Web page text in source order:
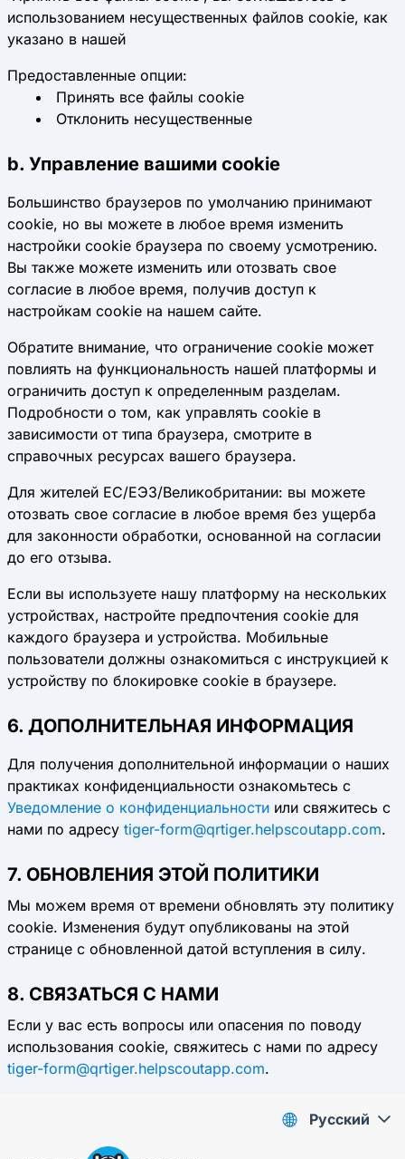
использованием несущественных файлов cookie, как
указано в нашей
Предоставленные опции:
Принять все файлы cookie
Отклонить несущественные
b. Управление вашими cookie
Большинство браузеров по умолчанию принимают
cookie, но вы можете в любое время изменить
настройки cookie браузера по своему усмотрению.
Вы также можете изменить или отозвать свое
согласие в любое время, получив доступ к
настройкам cookie на нашем сайте.
Обратите внимание, что ограничение cookie может
повлиять на функциональность нашей платформы и
ограничить доступ к определенным разделам.
Подробности о том, как управлять cookie в
зависимости от типа браузера, смотрите в
справочных ресурсах вашего браузера.
Для жителей ЕС/ЕЭЗ/Великобритании: вы можете
отозвать свое согласие в любое время без ущерба
для законности обработки, основанной на согласии
до его отзыва.
Если вы используете нашу платформу на нескольких
устройствах, настройте предпочтения cookie для
каждого браузера и устройства. Мобильные
пользователи должны ознакомиться с инструкцией к
устройству по блокировке cookie в браузере.
6. ДОПОЛНИТЕЛЬНАЯ ИНФОРМАЦИЯ
Для получения дополнительной информации о наших
практиках конфиденциальности ознакомьтесь с
Уведомление о конфиденциальности или свяжитесь с
нами по адресу tiger-form@qrtiger.helpscoutapp.com.
7. ОБНОВЛЕНИЯ ЭТОЙ ПОЛИТИКИ
Мы можем время от времени обновлять эту политику
cookie. Изменения будут опубликованы на этой
странице с обновленной датой вступления в силу.
8. СВЯЗАТЬСЯ С НАМИ
Если у вас есть вопросы или опасения по поводу
использования cookie, свяжитесь с нами по адресу
tiger-form@qrtiger.helpscoutapp.com.
Pусский